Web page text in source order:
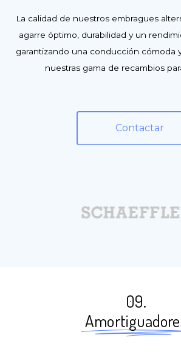
La calidad de nuestros embragues
agarre óptimo, durabilidad y un
garantizando una conducción cómoda
nuestras gama de recambios
Contactar
09.